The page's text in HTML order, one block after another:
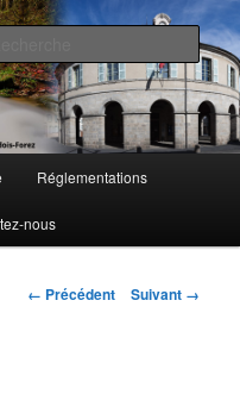
Réglementations
nous
Navigation
← Précédent Suivant →